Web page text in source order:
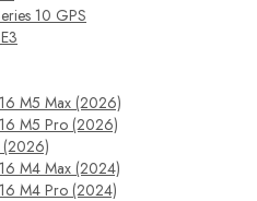
10 GPS
M5 Max (2026)
M5 Pro (2026)
(2026)
M4 Max (2024)
M4 Pro (2024)